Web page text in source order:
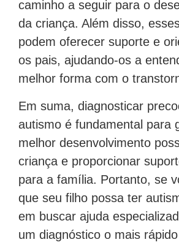
caminho a seguir para o
da criança. Além disso,
podem oferecer suporte e
os pais, ajudando-os a
melhor forma com o
Em suma, diagnosticar
autismo é fundamental para
melhor desenvolvimento
criança e proporcionar
para a família. Portanto, se
que seu filho possa ter
em buscar ajuda
um diagnóstico o mais